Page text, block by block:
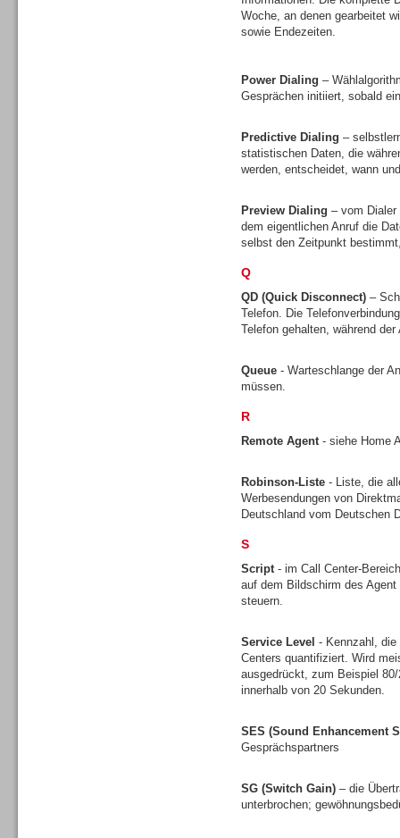
Woche, an denen gearbeitet
sowie Endezeiten.
Power Dialing –
Gesprächen initiiert, sobald
Predictive Dialing –
statistischen Daten, die
werden, entscheidet, wann
Preview Dialing – vom Dialer
dem eigentlichen Anruf die
selbst den Zeitpunkt
Q
QD (Quick Disconnect) –
Telefon. Die
Telefon gehalten, während
Queue - Warteschlange der
müssen.
R
Remote Agent- siehe Home
Robinson-Liste - Liste, die
Werbesendungen von
Deutschland vom Deutschen
S
Script- im Call Center-
auf dem Bildschirm des
steuern.
Service Level - Kennzahl,
Centers quantifiziert. Wird
ausgedrückt, zum Beispiel
innerhalb von 20 Sekunden.
SES (Sound Enhancement
Gesprächspartners
SG (Switch Gain) – die
unterbrochen;